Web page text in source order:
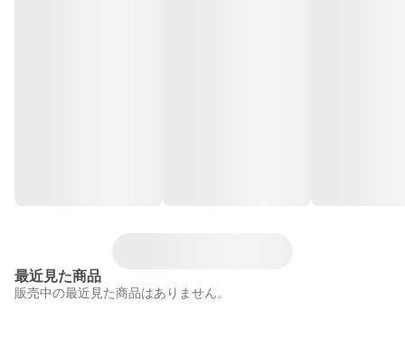
最近見た商品
販売中の最近見た商品はありません。